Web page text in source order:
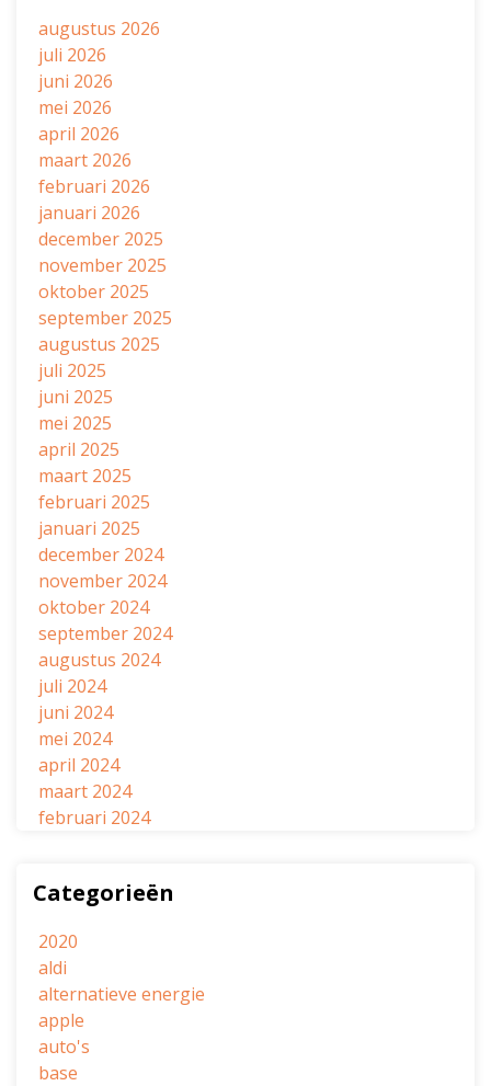
augustus 2026
juli 2026
juni 2026
mei 2026
april 2026
maart 2026
februari 2026
januari 2026
december 2025
november 2025
oktober 2025
september 2025
augustus 2025
juli 2025
juni 2025
mei 2025
april 2025
maart 2025
februari 2025
januari 2025
december 2024
november 2024
oktober 2024
september 2024
augustus 2024
juli 2024
juni 2024
mei 2024
april 2024
maart 2024
februari 2024
Categorieën
2020
aldi
alternatieve energie
apple
auto's
base